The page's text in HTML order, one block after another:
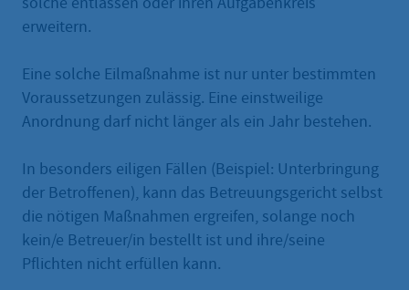
erweitern.
Eine solche Eilmaßnahme ist nur unter bestimmten
Voraussetzungen zulässig. Eine einstweilige
Anordnung darf nicht länger als ein Jahr bestehen.
In besonders eiligen Fällen (Beispiel: Unterbringung
der Betroffenen), kann das Betreuungsgericht selbst
die nötigen Maßnahmen ergreifen, solange noch
kein/e Betreuer/in bestellt ist und ihre/seine
Pflichten nicht erfüllen kann.